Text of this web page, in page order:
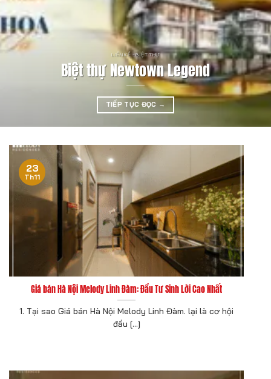
LIỀN KỀ - BIỆT THỰ
Biệt thự Newtown Legend
TIẾP TỤC ĐỌC →
Giá bán Hà Nội Melody Linh Đàm: Đầu Tư Sinh Lời Cao Nhất
1. Tại sao Giá bán Hà Nội Melody Linh Đàm. lại là cơ hội
đầu [...]
23
Th11